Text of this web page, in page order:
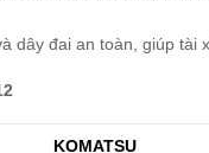
dây đai an toàn, giúp tài
KOMATSU